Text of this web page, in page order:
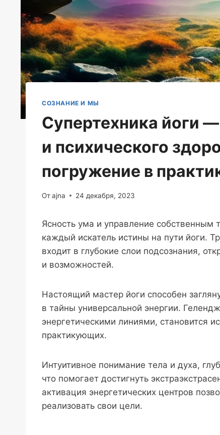
СОЗНАНИЕ И МЫ
Супертехника йоги
и психического
погружение в
Отajna 24 декабря, 2023
Ясность ума и управление собственным
каждый искатель истины на пути йоги.
входит в глубокие слои подсознания,
и возможностей.
Настоящий мастер йоги способен
в тайны универсальной энергии.
энергетическими линиями, становится
практикующих.
Интуитивное понимание тела и духа,
что помогает достигнуть
активация энергетических центров
реализовать свои цели.